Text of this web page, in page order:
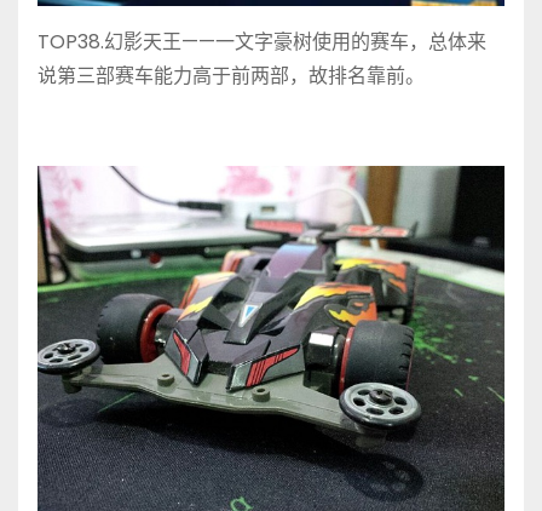
TOP38.幻影天王——一文字豪树使用的赛车，总体来
说第三部赛车能力高于前两部，故排名靠前。